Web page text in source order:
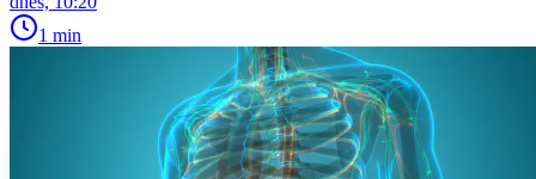
1 min